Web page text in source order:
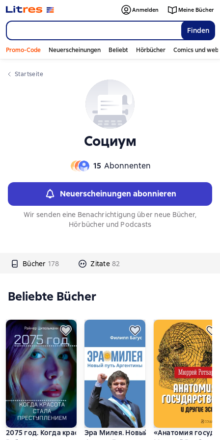
Finden
Anmelden Meine Bücher
Promo-Code Neuerscheinungen Beliebt Hörbücher Comics und
Startseite
Социум
15 Abonnenten
Neuerscheinungen abonnieren
Wir senden eine Benachrichtigung über neue Bücher,
Hörbücher und Podcasts
Bücher 178 Zitate 82
Слайдер с книгами
Beliebte Bücher
2075 год. Когда красота стала преступлением
Эра Милея. Новый путь Аргентины
«Анатомия